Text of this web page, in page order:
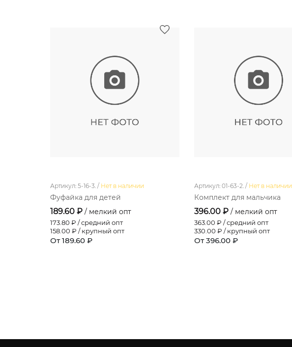
Артикул: 5-16-3. / Нет в наличии
Фуфайка для детей
189.60 ₽ / мелкий опт
173.80 ₽ / средний опт
158.00 ₽ / крупный опт
От 189.60 ₽
Артикул: 01-63-2. / Нет в наличии
Комплект для мальчика
396.00 ₽ / мелкий опт
363.00 ₽ / средний опт
330.00 ₽ / крупный опт
От 396.00 ₽